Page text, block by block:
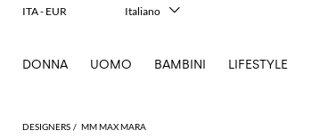
DESIGNERS MM MAX MARA
DONNA UOMO BAMBINI LIFESTYLE
ITA - EUR
Italiano
Deutsch
日本語